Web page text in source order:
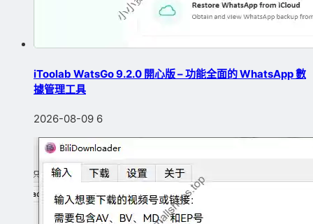
iToolab WatsGo 9.2.0 開心版 – 功能全面的 WhatsApp 數
據管理工具
2026-08-09 6